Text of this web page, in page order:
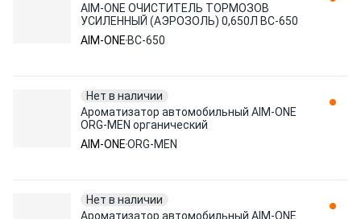
AIM-ONE ОЧИСТИТЕЛЬ ТОРМОЗОВ
УСИЛЕННЫЙ (АЭРОЗОЛЬ) 0,650Л BC-650
AIM-ONE BC-650
Нет в наличии
Ароматизатор автомобильный AIM-ONE
ORG-MEN органический
AIM-ONEORG-MEN
Нет в наличии
Ароматизатор автомобильный AIM-ONE